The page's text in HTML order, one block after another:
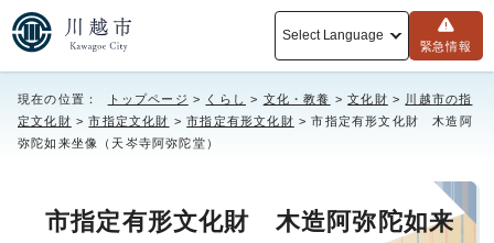
Select Language
緊急情報
現在の位置： トップページ > くらし > 文化・教養 >文化財 > 川越市の指
定文化財 >市指定文化財 >市指定有形文化財 > 市指定有形文化財 木造阿
弥陀如来坐像（天岑寺阿弥陀堂）
市指定有形文化財 木造阿弥陀如来